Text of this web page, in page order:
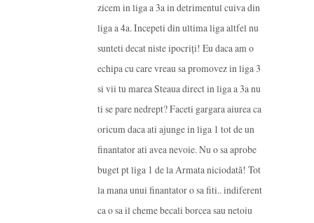
zicem in liga a 3a in detrimentul cuiva din
liga a 4a. Incepeti din ultima liga altfel nu
sunteti decat niste ipocriți! Eu daca am o
echipa cu care vreau sa promovez in liga 3
si vii tu marea Steaua direct in liga a 3a nu
ti se pare nedrept? Faceti gargara aiurea ca
oricum daca ati ajunge in liga 1 tot de un
finantator ati avea nevoie. Nu o sa aprobe
buget pt liga 1 de la Armata niciodată! Tot
la mana unui finantator o sa fiti.. indiferent
ca o sa il cheme becali borcea sau netoiu